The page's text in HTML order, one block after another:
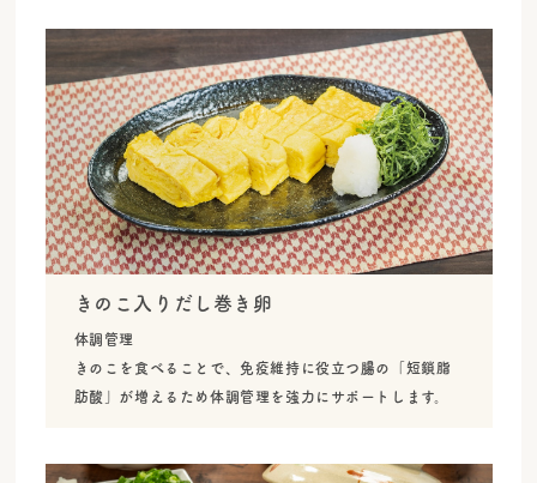
きのこ入りだし巻き卵
体調管理
きのこを食べることで、免疫維持に役立つ腸の「短鎖脂
肪酸」が増えるため体調管理を強力にサポートします。